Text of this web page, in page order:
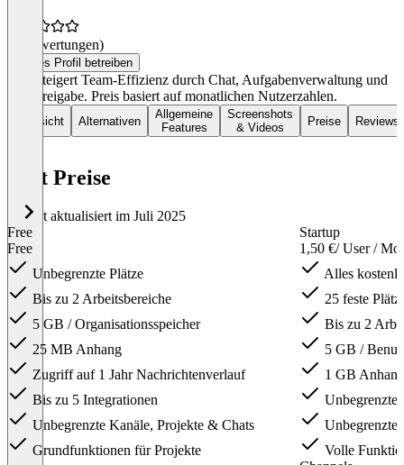
(0 Bewertungen)
Dieses Profil betreiben
Swit steigert Team-Effizienz durch Chat, Aufgabenverwaltung und
Dateifreigabe. Preis basiert auf monatlichen Nutzerzahlen.
Übersicht Alternativen
Allgemeine
Features
Screenshots
& Videos
Preise Reviews
Swit Preise
Zuletzt aktualisiert im Juli 2025
Free
Free
Unbegrenzte Plätze
Bis zu 2 Arbeitsbereiche
5 GB / Organisationsspeicher
25 MB Anhang
Zugriff auf 1 Jahr Nachrichtenverlauf
Bis zu 5 Integrationen
Unbegrenzte Kanäle, Projekte & Chats
Grundfunktionen für Projekte
Startup
1,50 €/ User /
Alles
25 feste
Bis zu 2
5 GB /
1 GB Anhang
Unbegrenzte
Volle